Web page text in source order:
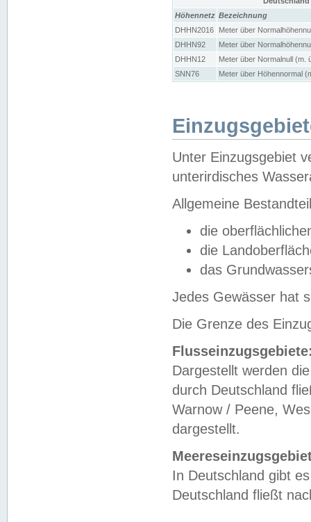
Höhennetz Bezeichnung
DHHN2016
Meter über
DHHN92
Meter über
DHHN12
Meter über Normalnull (m.
SNN76
Meter über Höhennormal
Unter Einzugsgebiet
unterirdisches
Allgemeine
die
die
das
Jedes Gewässer hat
Die Grenze des
Dargestellt werden
durch Deutschland
Warnow / Peene,
dargestellt.
In Deutschland gibt
Deutschland fließt